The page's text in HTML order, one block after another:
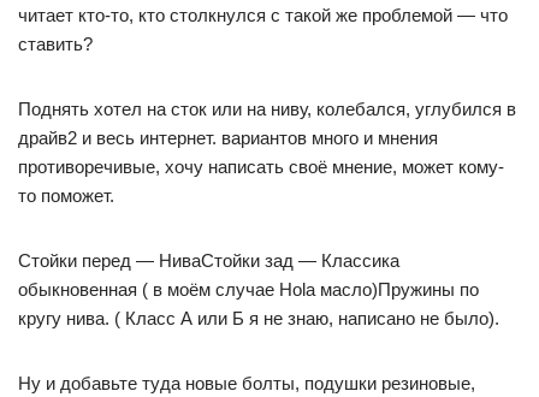
читает кто-то, кто столкнулся с такой же проблемой — что
ставить?
Поднять хотел на сток или на ниву, колебался, углубился в
драйв2 и весь интернет. вариантов много и мнения
противоречивые, хочу написать своё мнение, может кому-
то поможет.
Стойки перед — НиваСтойки зад — Классика
обыкновенная ( в моём случае Hola масло)Пружины по
кругу нива. ( Класс А или Б я не знаю, написано не было).
Ну и добавьте туда новые болты, подушки резиновые,